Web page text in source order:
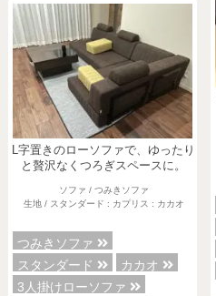
L字置きのローソファで、ゆったり
と贅沢なくつろぎスペースに。
ソファ / つみきソファ
生地 / スタンダード : カプリス : カカオ
つみきソファ
スタンダード
カカオ
3人掛けローソファ